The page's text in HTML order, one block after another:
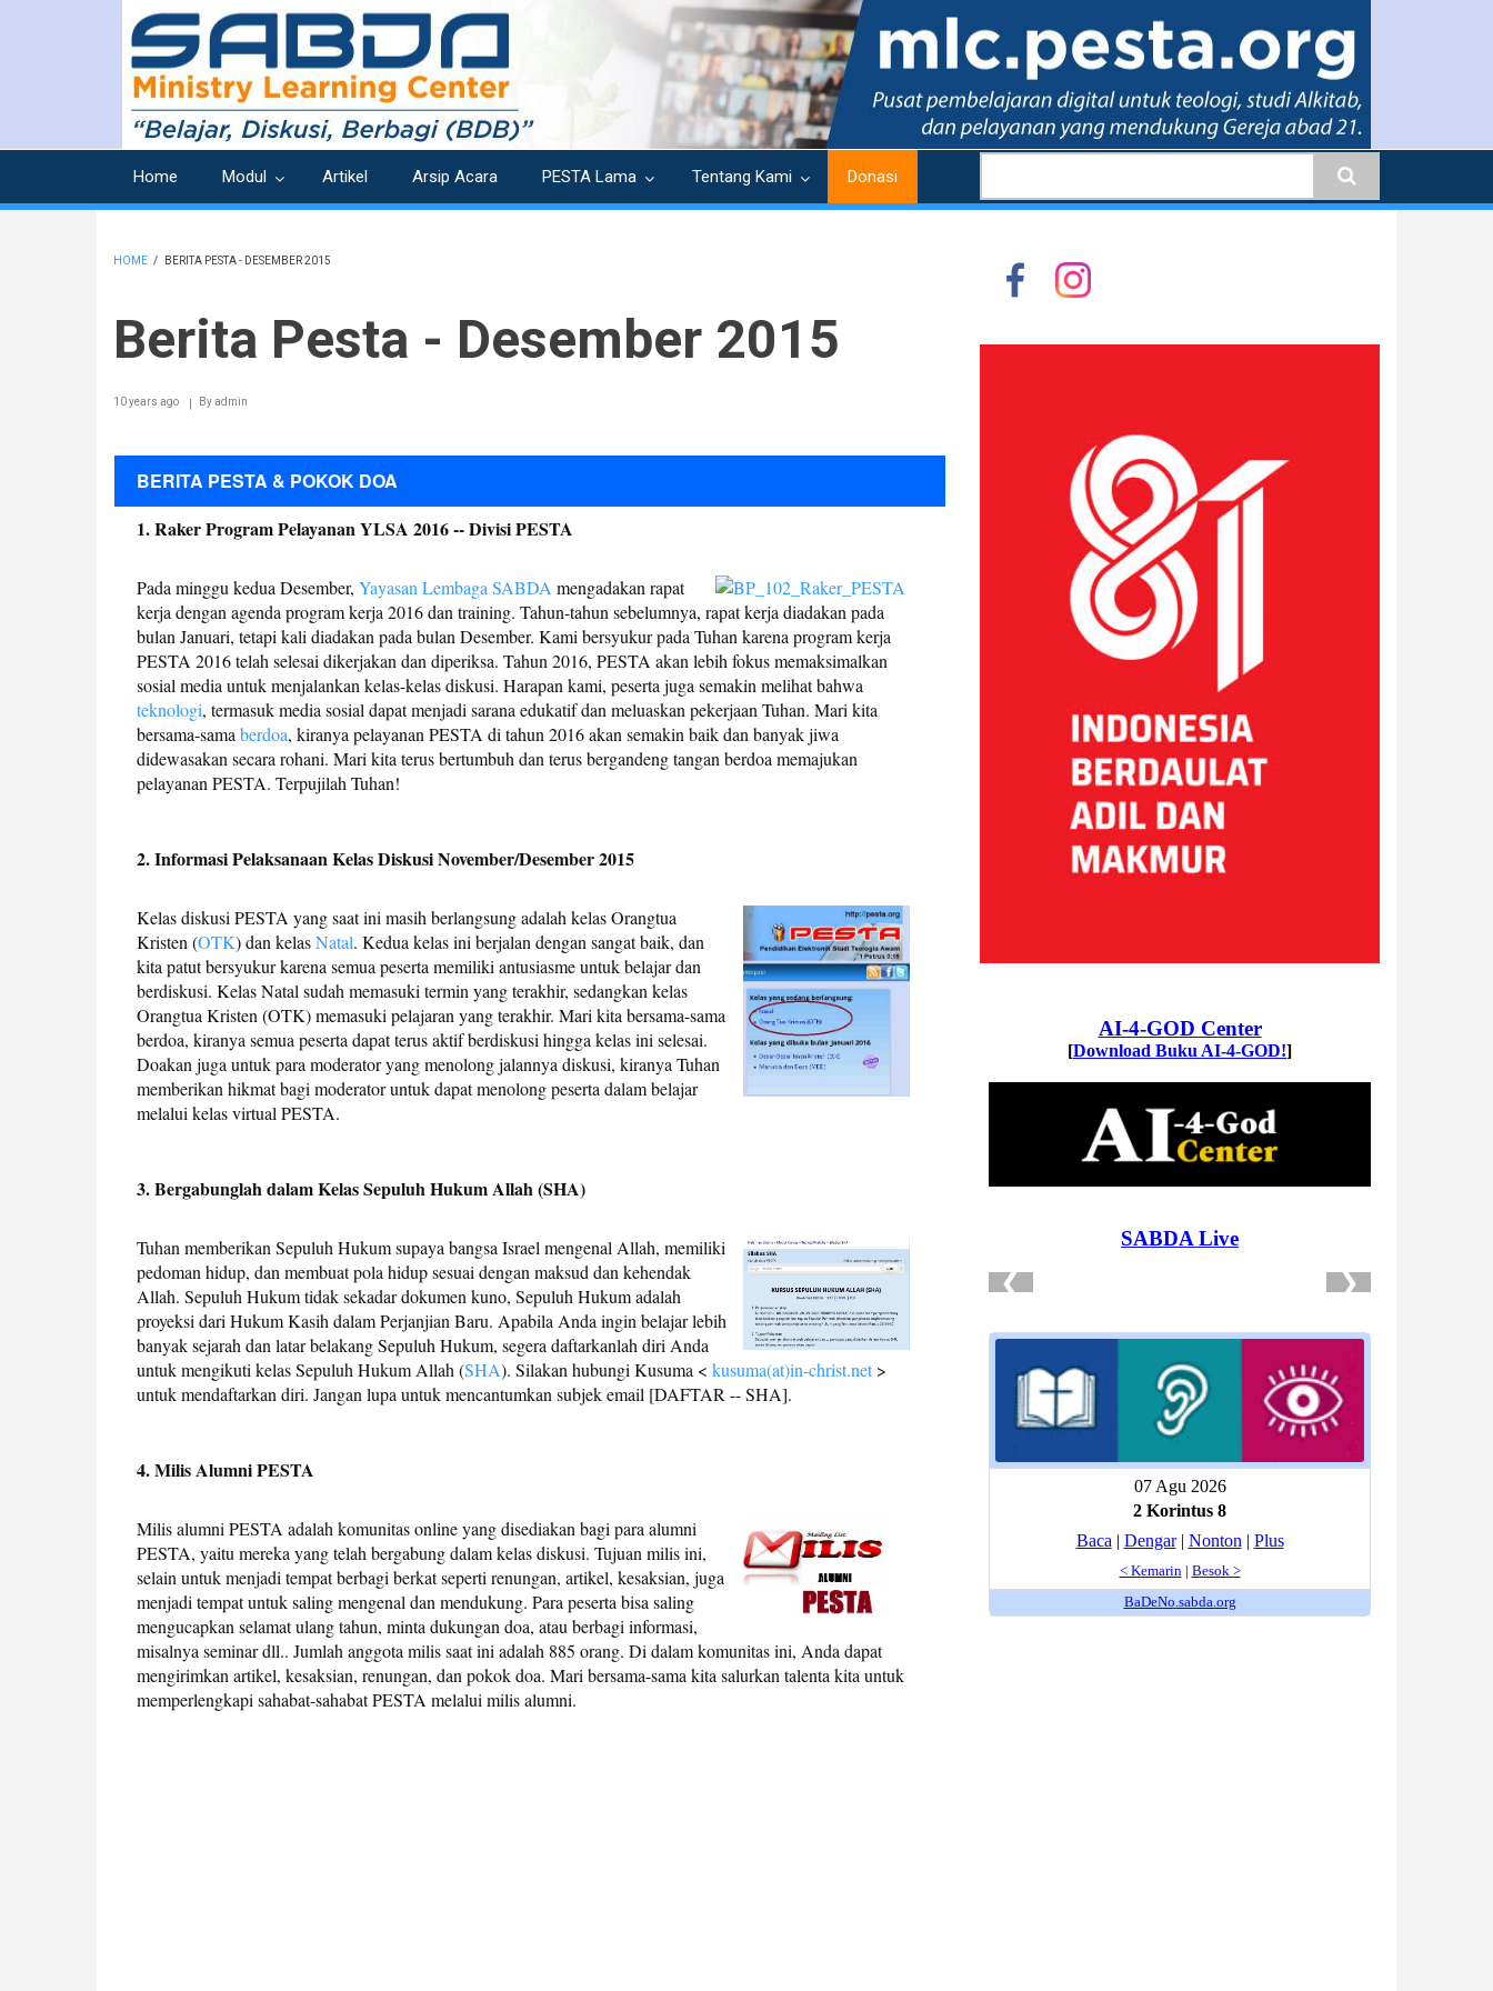
Home Modul Artikel Arsip Acara PESTA Lama Tentang Kami Donasi
HOME / BERITA PESTA - DESEMBER 2015
Berita Pesta - Desember 2015
10 years ago Byadmin
BERITA PESTA & POKOK DOA
1. Raker Program Pelayanan YLSA 2016 -- Divisi PESTA
Pada minggu kedua Desember, Yayasan Lembaga SABDA mengadakan rapat
kerja dengan agenda program kerja 2016 dan training. Tahun-tahun sebelumnya, rapat kerja diadakan pada
bulan Januari, tetapi kali diadakan pada bulan Desember. Kami bersyukur pada Tuhan karena program kerja
PESTA 2016 telah selesai dikerjakan dan diperiksa. Tahun 2016, PESTA akan lebih fokus memaksimalkan
sosial media untuk menjalankan kelas-kelas diskusi. Harapan kami, peserta juga semakin melihat bahwa
teknologi, termasuk media sosial dapat menjadi sarana edukatif dan meluaskan pekerjaan Tuhan. Mari kita
bersama-sama berdoa, kiranya pelayanan PESTA di tahun 2016 akan semakin baik dan banyak jiwa
didewasakan secara rohani. Mari kita terus bertumbuh dan terus bergandeng tangan berdoa memajukan
pelayanan PESTA. Terpujilah Tuhan!
2. Informasi Pelaksanaan Kelas Diskusi November/Desember 2015
Kelas diskusi PESTA yang saat ini masih berlangsung adalah kelas Orangtua
Kristen (OTK) dan kelasNatal. Kedua kelas ini berjalan dengan sangat baik, dan
kita patut bersyukur karena semua peserta memiliki antusiasme untuk belajar dan
berdiskusi. Kelas Natal sudah memasuki termin yang terakhir, sedangkan kelas
Orangtua Kristen (OTK) memasuki pelajaran yang terakhir. Mari kita bersama-sama
berdoa, kiranya semua peserta dapat terus aktif berdiskusi hingga kelas ini selesai.
Doakan juga untuk para moderator yang menolong jalannya diskusi, kiranya Tuhan
memberikan hikmat bagi moderator untuk dapat menolong peserta dalam belajar
melalui kelas virtual PESTA.
3. Bergabunglah dalam Kelas Sepuluh Hukum Allah (SHA)
Tuhan memberikan Sepuluh Hukum supaya bangsa Israel mengenal Allah, memiliki
pedoman hidup, dan membuat pola hidup sesuai dengan maksud dan kehendak
Allah. Sepuluh Hukum tidak sekadar dokumen kuno, Sepuluh Hukum adalah
proyeksi dari Hukum Kasih dalam Perjanjian Baru. Apabila Anda ingin belajar lebih
banyak sejarah dan latar belakang Sepuluh Hukum, segera daftarkanlah diri Anda
untuk mengikuti kelas Sepuluh Hukum Allah (SHA). Silakan hubungi Kusuma < kusuma(at)in-christ.net>
untuk mendaftarkan diri. Jangan lupa untuk mencantumkan subjek email [DAFTAR -- SHA].
4. Milis Alumni PESTA
Milis alumni PESTA adalah komunitas online yang disediakan bagi para alumni
PESTA, yaitu mereka yang telah bergabung dalam kelas diskusi. Tujuan milis ini,
selain untuk menjadi tempat berbagi berkat seperti renungan, artikel, kesaksian, juga
menjadi tempat untuk saling mengenal dan mendukung. Para peserta bisa saling
mengucapkan selamat ulang tahun, minta dukungan doa, atau berbagi informasi,
misalnya seminar dll.. Jumlah anggota milis saat ini adalah 885 orang. Di dalam komunitas ini, Anda dapat
mengirimkan artikel, kesaksian, renungan, dan pokok doa. Mari bersama-sama kita salurkan talenta kita untuk
memperlengkapi sahabat-sahabat PESTA melalui milis alumni.